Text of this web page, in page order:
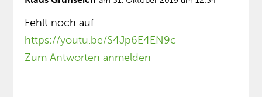
Fehlt noch auf…
https://youtu.be/S4Jp6E4EN9c
Zum Antworten anmelden